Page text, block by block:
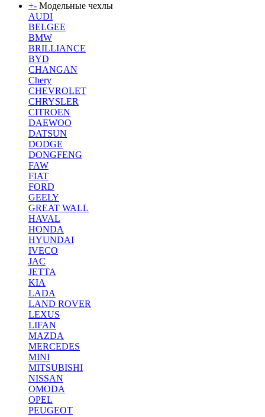
+- Модельные чехлы
AUDI
BELGEE
BMW
BRILLIANCE
BYD
CHANGAN
Chery
CHEVROLET
CHRYSLER
CITROEN
DAEWOO
DATSUN
DODGE
DONGFENG
FAW
FIAT
FORD
GEELY
GREAT WALL
HAVAL
HONDA
HYUNDAI
IVECO
JAC
JETTA
KIA
LADA
LAND ROVER
LEXUS
LIFAN
MAZDA
MERCEDES
MINI
MITSUBISHI
NISSAN
OMODA
OPEL
PEUGEOT